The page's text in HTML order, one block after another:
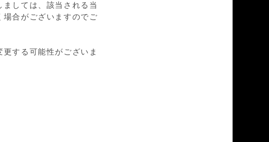
しては、該当される当
合がございますのでご
する可能性がございま